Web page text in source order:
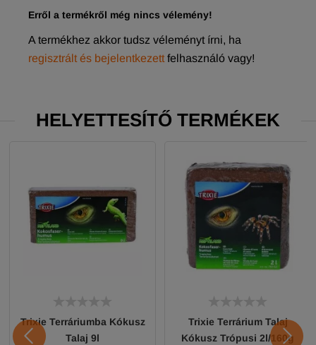
Erről a termékről még nincs vélemény!
A termékhez akkor tudsz véleményt írni, ha
regisztrált és bejelentkezett felhasználó vagy!
HELYETTESÍTŐ TERMÉKEK
Trixie Terráriumba Kókusz
Talaj 9l
Trixie Terrárium Talaj
Kókusz Trópusi 2l/160g